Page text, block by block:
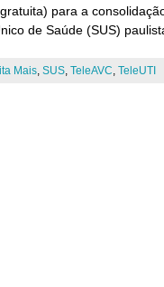
para a
de Saúde (SUS)
Mais, SUS, TeleAVC, TeleUTI